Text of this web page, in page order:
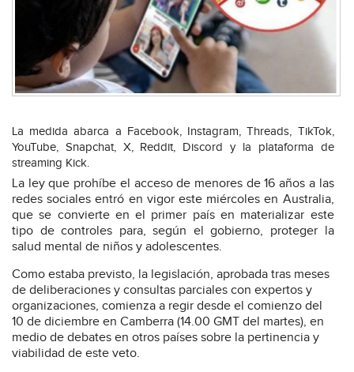
La medida abarca a Facebook, Instagram, Threads, TikTok,
YouTube, Snapchat, X, Reddit, Discord y la plataforma de
streaming Kick.
La ley que prohíbe el acceso de menores de 16 años a las
redes sociales entró en vigor este miércoles en Australia,
que se convierte en el primer país en materializar este
tipo de controles para, según el gobierno, proteger la
salud mental de niños y adolescentes.
Como estaba previsto, la legislación, aprobada tras meses
de deliberaciones y consultas parciales con expertos y
organizaciones, comienza a regir desde el comienzo del
10 de diciembre en Camberra (14.00 GMT del martes), en
medio de debates en otros países sobre la pertinencia y
viabilidad de este veto.